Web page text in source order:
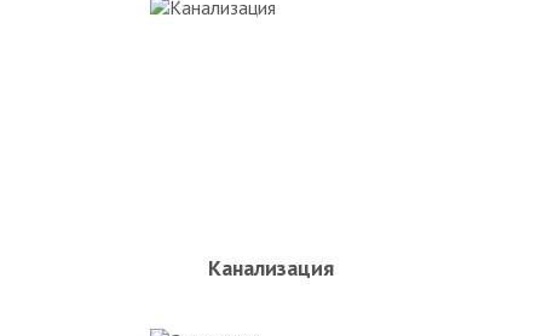
Канализация